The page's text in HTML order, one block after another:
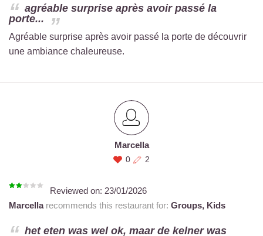
agréable surprise après avoir passé la
porte...
Agréable surprise après avoir passé la porte de découvrir
une ambiance chaleureuse.
Marcella
0 2
Reviewed on: 23/01/2026
Marcellarecommends this restaurant for: Groups, Kids
het eten was wel ok, maar de kelner was